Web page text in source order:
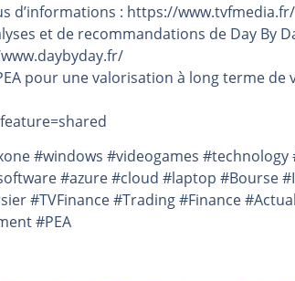
d’informations : https://www.tvfmedia.fr/
et de recommandations de Day By
pour une valorisation à long terme
#windows #videogames
#azure #cloud #laptop #Bourse
#TVFinance #Trading #Finance
#PEA